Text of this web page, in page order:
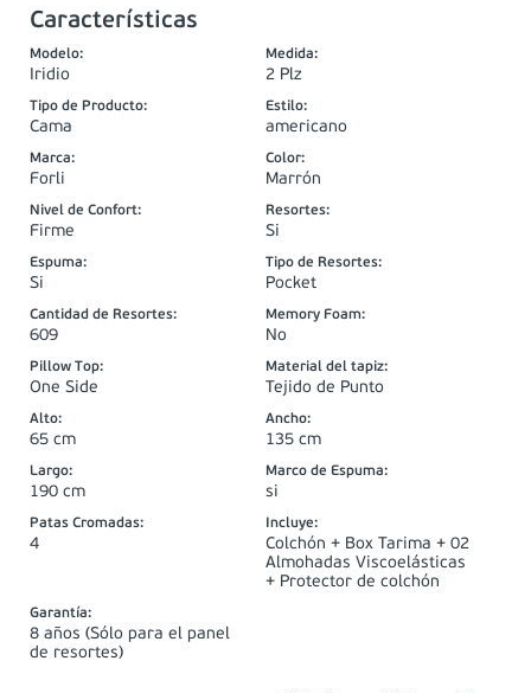
Características
Modelo:
Iridio
Medida:
2 Plz
Tipo de Producto:
Cama
Estilo:
americano
Marca:
Forli
Color:
Marrón
Nivel de Confort:
Firme
Resortes:
Si
Espuma:
Si
Tipo de Resortes:
Pocket
Cantidad de Resortes:
609
Memory Foam:
No
Pillow Top:
One Side
Material del tapiz:
Tejido de Punto
Alto:
65 cm
Ancho:
135 cm
Largo:
190 cm
Marco de Espuma:
si
Patas Cromadas:
4
Incluye:
Colchón + Box Tarima + 02
Almohadas Viscoelásticas
+ Protector de colchón
Garantía:
8 años (Sólo para el panel
de resortes)